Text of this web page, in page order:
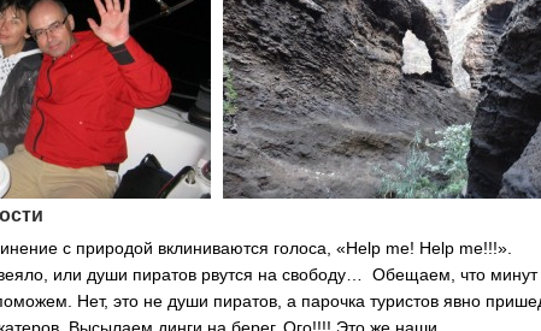
с природой вклиниваются голоса, «Help me! Help me!!!».
или души пиратов рвутся на свободу… Обещаем, что минут
Нет, это не души пиратов, а парочка туристов явно
Высылаем динги на берег. Ого!!!! Это же наши